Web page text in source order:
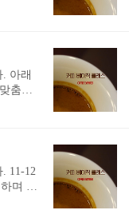
은
스팅을
스입
턴을
에 대
로 풀
화 -
응(마
아래
춤식
문의
다.
을 위
이
맞춰
/추출
11-12
며 교
다시